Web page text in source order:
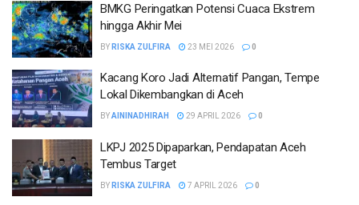
BMKG Peringatkan Potensi Cuaca Ekstrem
hingga Akhir Mei
BY RISKA ZULFIRA 23 MEI 2026 0
Kacang Koro Jadi Alternatif Pangan, Tempe
Lokal Dikembangkan di Aceh
BYAININADHIRAH 29 APRIL 2026 0
LKPJ 2025 Dipaparkan, Pendapatan Aceh
Tembus Target
BY RISKA ZULFIRA 7 APRIL 2026 0